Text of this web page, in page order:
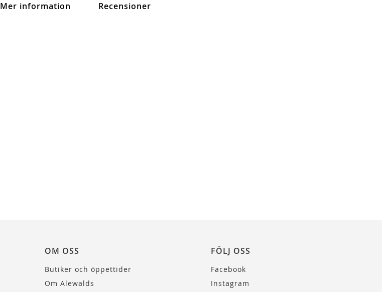
Mer information Recensioner
OM OSS
Butiker och öppettider
Om Alewalds
FÖLJ OSS
Facebook
Instagram